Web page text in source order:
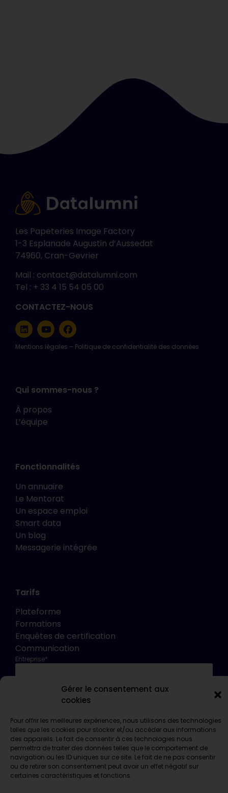
Gérer le consentement aux
cookies
Pour offrir les meilleures expériences, nous utilisons des technologies
telles que les cookies pour stocker et/ou accéder aux informations
des appareils. Le fait de consentir à ces technologies nous
permettra de traiter des données telles que le comportement de
navigation ou les ID uniques sur ce site. Le fait de ne pas consentir
ou de retirer son consentement peut avoir un effet négatif sur
certaines caractéristiques et fonctions.
Les Papeteries Image Factory
1-3 Esplanade Augustin d’Aussedat
74960, Cran-Gevrier
Mail : contact@datalumni.com
Tel : + 33 4 15 54 05 00
CONTACTEZ-NOUS
Mentions légales – Politique de confidentialité des données
Qui sommes-nous ?
À propos
L’équipe
Fonctionnalités
Un annuaire
Le Mentorat
Un espace emploi
Smart data
Un blog
Messagerie intégrée
Tarifs
Plateforme
Formations
Enquêtes de certification
Communication
Entreprise*